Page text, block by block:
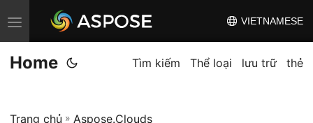
C
h
u
VIETNAMESE
Home Tìm kiếm Thể loại lưu trữ thẻ
Trang chủ » Aspose.Clouds